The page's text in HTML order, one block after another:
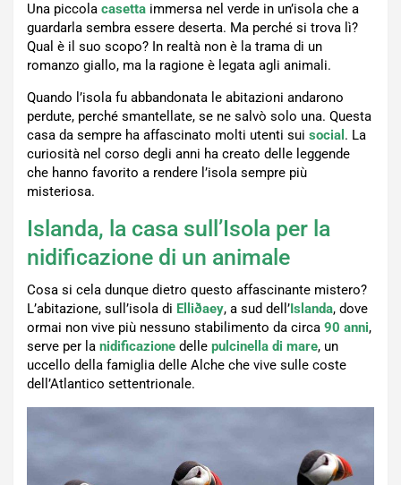
Una piccola casetta immersa nel verde in un’isola che a
guardarla sembra essere deserta. Ma perché si trova lì?
Qual è il suo scopo? In realtà non è la trama di un
romanzo giallo, ma la ragione è legata agli animali.
Quando l’isola fu abbandonata le abitazioni andarono
perdute, perché smantellate, se ne salvò solo una. Questa
casa da sempre ha affascinato molti utenti sui social . La
curiosità nel corso degli anni ha creato delle leggende
che hanno favorito a rendere l’isola sempre più
misteriosa.
Islanda, la casa sull’Isola per la
nidificazione di un animale
Cosa si cela dunque dietro questo affascinante mistero?
L’abitazione, sull’isola di Elliðaey, a sud dell’Islanda, dove
ormai non vive più nessuno stabilimento da circa 90 anni,
serve per la nidificazione delle pulcinella di mare, un
uccello della famiglia delle Alche che vive sulle coste
dell’Atlantico settentrionale.